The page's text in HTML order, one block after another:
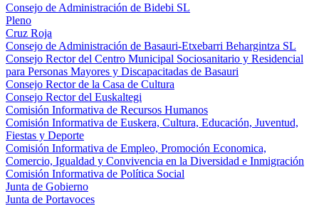
Consejo de Administración de Bidebi SL
Pleno
Cruz Roja
Consejo de Administración de Basauri-Etxebarri Behargintza SL
Consejo Rector del Centro Municipal Sociosanitario y Residencial
para Personas Mayores y Discapacitadas de Basauri
Consejo Rector de la Casa de Cultura
Consejo Rector del Euskaltegi
Comisión Informativa de Recursos Humanos
Comisión Informativa de Euskera, Cultura, Educación, Juventud,
Fiestas y Deporte
Comisión Informativa de Empleo, Promoción Economica,
Comercio, Igualdad y Convivencia en la Diversidad e Inmigración
Comisión Informativa de Política Social
Junta de Gobierno
Junta de Portavoces